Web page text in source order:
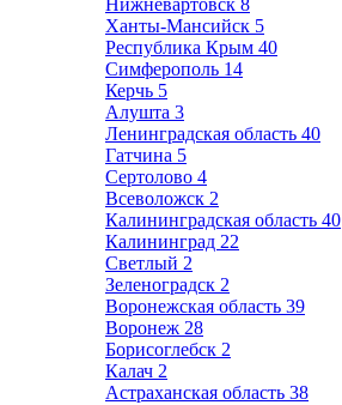
Нижневартовск 8
Ханты-Мансийск 5
Республика Крым 40
Симферополь 14
Керчь 5
Алушта 3
Ленинградская область 40
Гатчина 5
Сертолово 4
Всеволожск 2
Калининградская область 40
Калининград 22
Светлый 2
Зеленоградск 2
Воронежская область 39
Воронеж 28
Борисоглебск 2
Калач 2
Астраханская область 38